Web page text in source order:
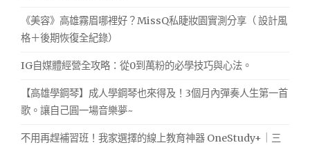
《美容》高雄霧眉哪裡好？MissQ私睫妝園實測分享（ 設計風
格＋後期恢復全紀錄）
IG自媒體經營全攻略：從0到萬粉的必學技巧與心法。
【高雄學鋼琴】成人學鋼琴也來得及！3個月內彈奏人生第一首
歌。讓自己圓一場音樂夢~
不用再趕補習班！我家選擇的線上教育神器 OneStudy+｜三